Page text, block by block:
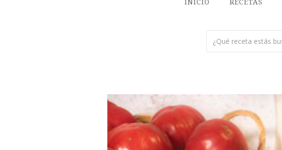
INICIO RECETAS